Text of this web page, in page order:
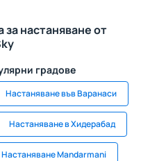
настаняване от
градове
Настаняване във Варанаси
Настаняване в Хидерабад
Настаняване Mandarmani